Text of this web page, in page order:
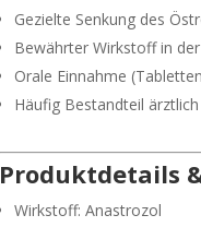
Gezielte Senkung des
Bewährter Wirkstoff in
Orale Einnahme
Häufig Bestandteil
Produktdetails
Wirkstoff: Anastrozol